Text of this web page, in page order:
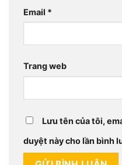
Email *
Trang web
Lưu tên của tôi,
duyệt này cho lần bình